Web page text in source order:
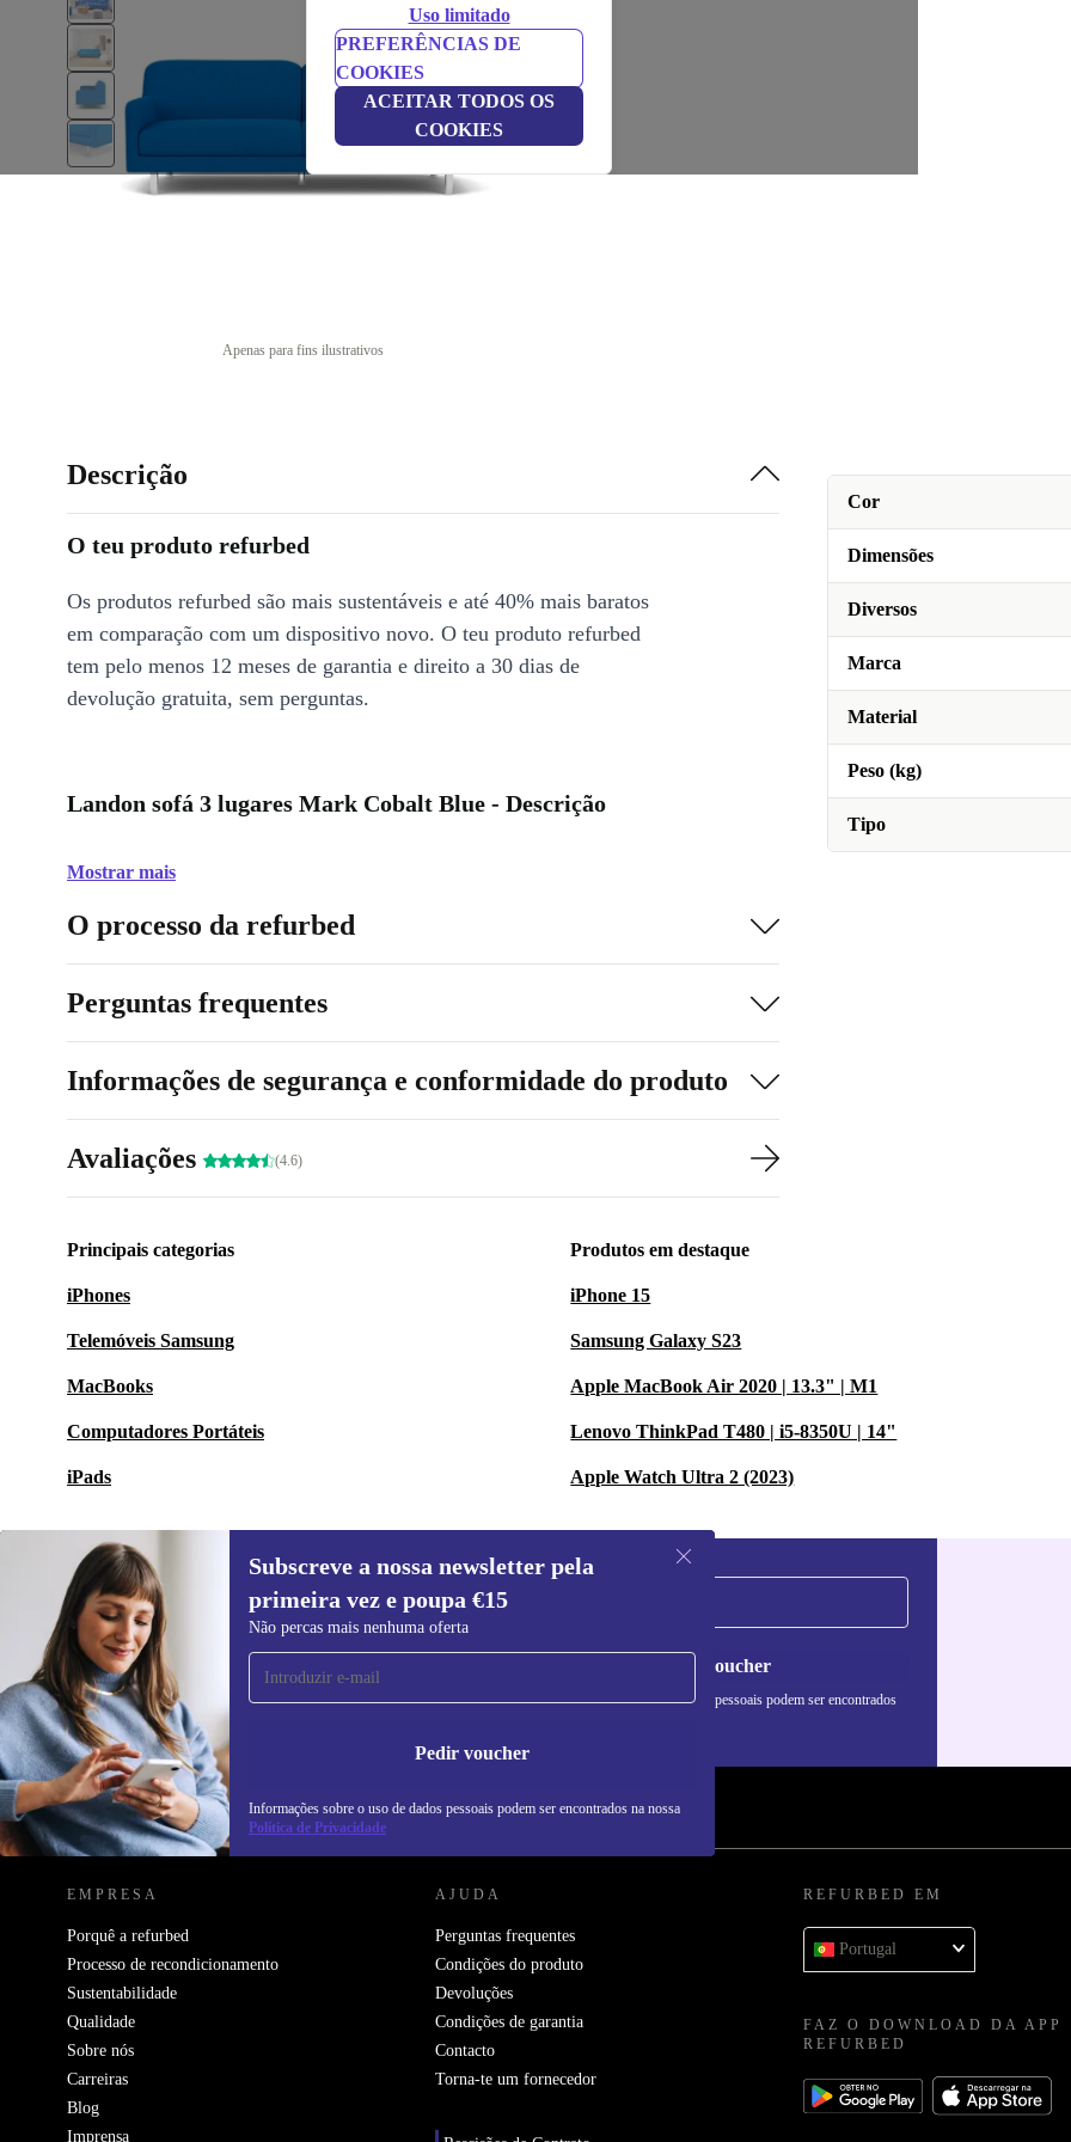
Uso limitado
PREFERÊNCIAS DE
COOKIES
ACEITAR TODOS OS
COOKIES
Apenas para fins ilustrativos
Cor
Dimensões
Diversos
Marca
Material
Peso (kg)
Tipo
Descrição
O teu produto refurbed
Os produtos refurbed são mais sustentáveis e até 40% mais baratos
em comparação com um dispositivo novo. O teu produto refurbed
tem pelo menos 12 meses de garantia e direito a 30 dias de
devolução gratuita, sem perguntas.
Landon sofá 3 lugares Mark Cobalt Blue - Descrição
Mostrar mais
O processo da refurbed
Perguntas frequentes
Informações de segurança e conformidade do produto
Avaliações (4.6)
Principais categorias
iPhones
Telemóveis Samsung
MacBooks
Computadores Portáteis
iPads
Produtos em destaque
iPhone 15
Samsung Galaxy S23
Apple MacBook Air 2020 | 13.3" | M1
Lenovo ThinkPad T480 | i5-8350U | 14"
Apple Watch Ultra 2 (2023)
Subscreve a nossa newsletter pela
primeira vez e poupa €15
Não percas mais nenhuma oferta
Pedir voucher
Informações sobre o uso de dados pessoais podem ser encontrados na nossa
Política de Privacidade
Subscreve a nossa newsletter pela
primeira vez e poupa 15€!
Não percas mais nenhuma oferta.
Pedir voucher
Informações sobre o uso de dados pessoais podem ser encontrados
REFURBED PORTUGAL - RETHINK NEW.
EMPRESA
Porquê a refurbed
Processo de recondicionamento
Sustentabilidade
Qualidade
Sobre nós
Carreiras
Blog
Imprensa
AJUDA
Perguntas frequentes
Condições do produto
Devoluções
Condições de garantia
Contacto
Torna-te um fornecedor
REFURBED EM
Portugal
FAZ O DOWNLOAD DA APP
REFURBED